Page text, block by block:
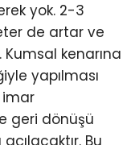
yok. 2-3
de artar ve
kenarına
yapılması
imar
geri dönüşü
Bu